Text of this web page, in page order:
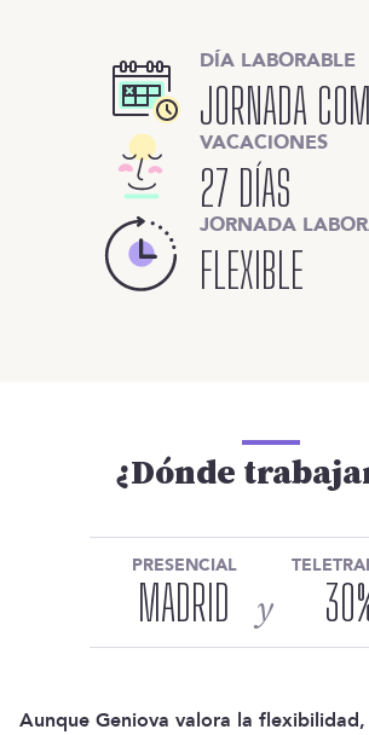
DÍA LABORABLE
JORNADA
VACACIONES
27 DÍAS
JORNADA
FLEXIBLE
¿Dónde
PRESENCIAL
MADRID y 30
Aunque Geniova valora la flexibilidad,